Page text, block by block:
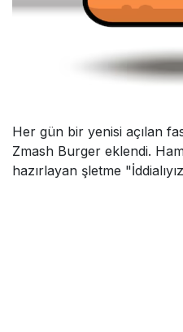
Her gün bir yenisi açılan
Zmash Burger eklendi.
hazırlayan şletme